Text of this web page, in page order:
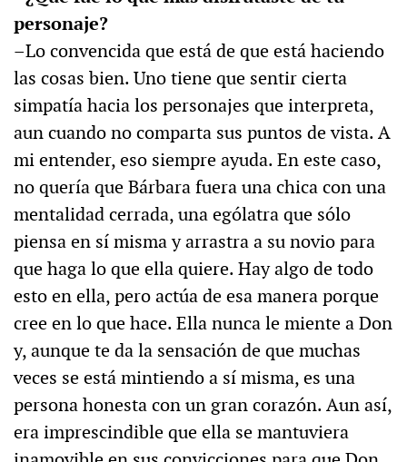
personaje?
–Lo convencida que está de que está haciendo
las cosas bien. Uno tiene que sentir cierta
simpatía hacia los personajes que interpreta,
aun cuando no comparta sus puntos de vista. A
mi entender, eso siempre ayuda. En este caso,
no quería que Bárbara fuera una chica con una
mentalidad cerrada, una ególatra que sólo
piensa en sí misma y arrastra a su novio para
que haga lo que ella quiere. Hay algo de todo
esto en ella, pero actúa de esa manera porque
cree en lo que hace. Ella nunca le miente a Don
y, aunque te da la sensación de que muchas
veces se está mintiendo a sí misma, es una
persona honesta con un gran corazón. Aun así,
era imprescindible que ella se mantuviera